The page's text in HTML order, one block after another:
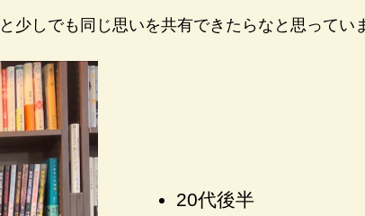
少しでも同じ思いを共有できたらなと思ってい
20代後半